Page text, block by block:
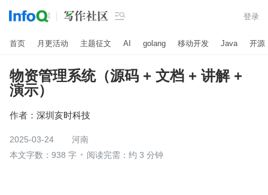
 登录
首页 月更活动 主题征文 AI golang 移动开发 Java 开源
物资管理系统（源码 + 文档 + 讲解 +
演示）
作者： 深圳亥时科技
2025-03-24
河南
本文字数：938 字
阅读完需：约 3 分钟